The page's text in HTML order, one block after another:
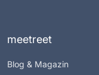
meetreet
Blog & Magazin